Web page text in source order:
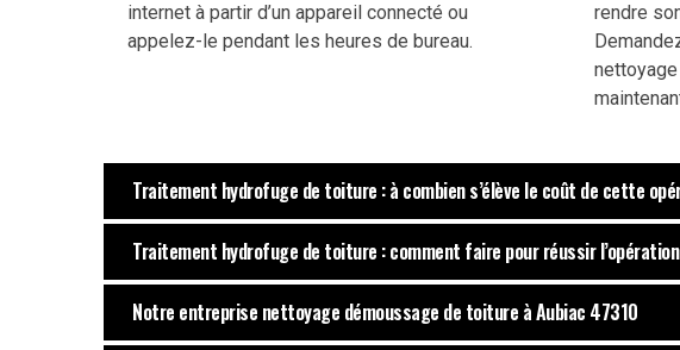
internet à partir d’un appareil connecté ou
appelez-le pendant les heures de bureau.
rendre
Traitement hydrofuge de toiture : à combien s’élève le coût de cette
Traitement hydrofuge de toiture : comment faire pour réussir
Notre entreprise nettoyage démoussage de toiture à Aubiac 47310